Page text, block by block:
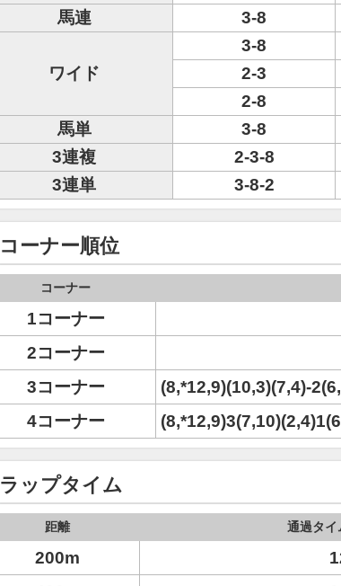
馬連
3-8
ワイド
3-8
2-3
2-8
馬単
3-8
3連複
2-3-8
3連単
3-8-2
コーナー順位
コーナー
1コーナー
2コーナー
3コーナー
(8,*12,9)(10,3)(7,4)-
4コーナー
ラップタイム
距離 通過タイ
200m